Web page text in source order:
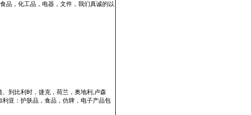
品，化工品，电器，文件，我们真诚的以
到比利时，捷克，荷兰，奥地利,卢森
亚：护肤品，食品，仿牌，电子产品包